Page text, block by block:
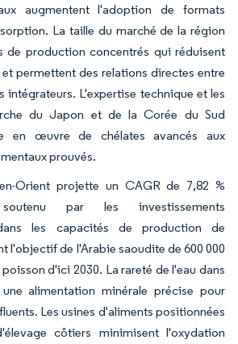
augmentent l'adoption de formats
La taille du marché de la région
de production concentrés qui réduisent
permettent des relations directes entre
intégrateurs. L'expertise technique et les
du Japon et de la Corée du Sud
en œuvre de chélates avancés aux
prouvés.
Orient projette un CAGR de 7,82 %
par les investissements
les capacités de production de
l'objectif de l'Arabie saoudite de 600 000
d'ici 2030. La rareté de l'eau dans
alimentation minérale précise pour
Les usines d'aliments positionnées
côtiers minimisent l'oxydation